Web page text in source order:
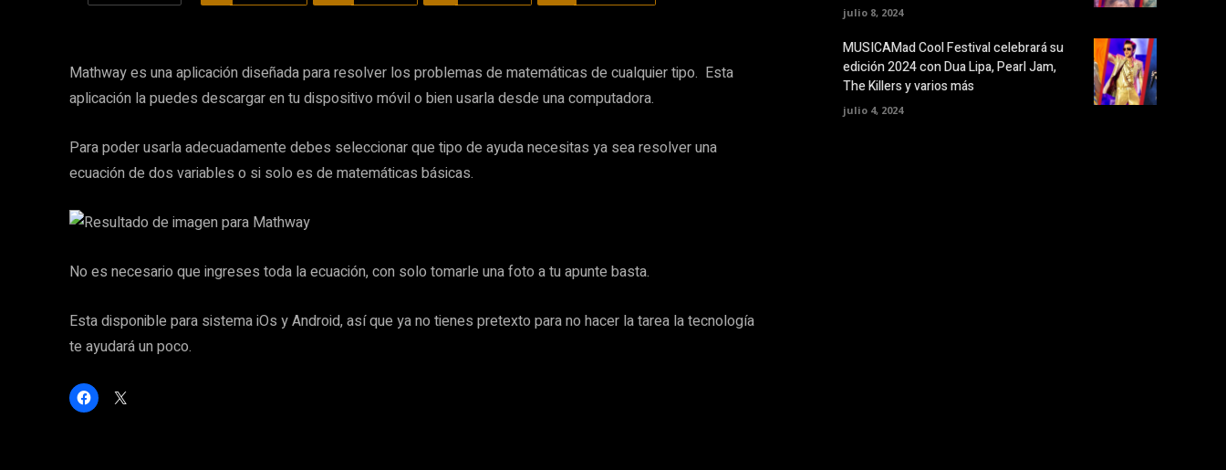
Mathway es una aplicación diseñada para resolver los problemas de matemáticas de cualquier tipo. Esta
aplicación la puedes descargar en tu dispositivo móvil o bien usarla desde una computadora.
Para poder usarla adecuadamente debes seleccionar que tipo de ayuda necesitas ya sea resolver una
ecuación de dos variables o si solo es de matemáticas básicas.
No es necesario que ingreses toda la ecuación, con solo tomarle una foto a tu apunte basta.
Esta disponible para sistema iOs y Android, así que ya no tienes pretexto para no hacer la tarea la tecnología
te ayudará un poco.
H
a
julio 8, 2024
MUSICAMad Cool Festival celebrará su
edición 2024 con Dua Lipa, Pearl Jam,
The Killers y varios más
julio 4, 2024